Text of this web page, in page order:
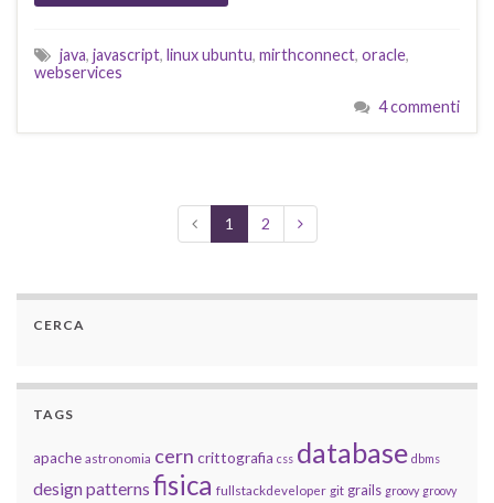
java, javascript, linux ubuntu, mirthconnect, oracle,
webservices
4 commenti
1 2
CERCA
TAGS
apache astronomia cern crittografia css database dbms
design patterns fisica fullstackdeveloper git grails groovy groovy